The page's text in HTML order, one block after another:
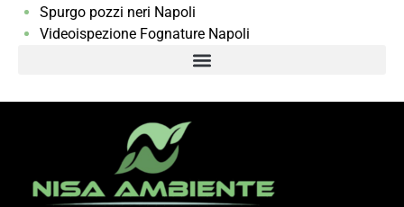
Spurgo pozzi neri Napoli
Videoispezione Fognature Napoli